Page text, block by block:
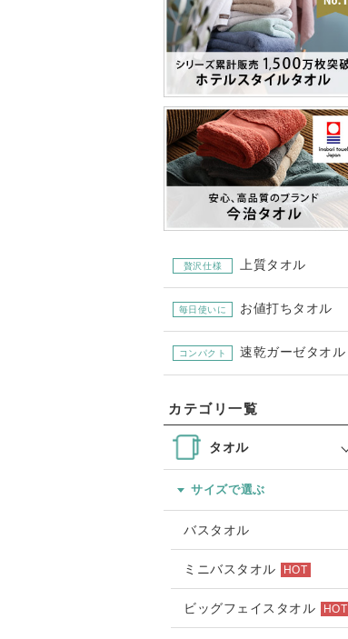
贅沢仕様 上質タオル
毎日使いに お値打ちタオル
コンパクト 速乾ガーゼタオル
カテゴリ一覧
タオル
サイズで選ぶ
バスタオル
ミニバスタオル HOT
ビッグフェイスタオル HOT